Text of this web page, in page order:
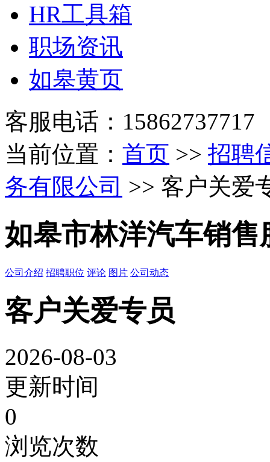
HR工具箱
职场资讯
如皋黄页
客服电话：15862737717
当前位置： 首页 >> 招聘
务有限公司 >> 客户关爱
如皋市林洋汽车销售
公司介绍 招聘职位 评论 图片 公司动态
客户关爱专员
2026-08-03
更新时间
0
浏览次数